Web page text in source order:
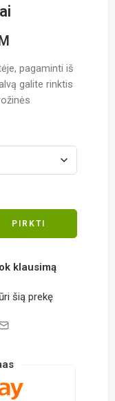
pagaminti iš
galite rinktis
PIRKTI
klausimą
šią prekę